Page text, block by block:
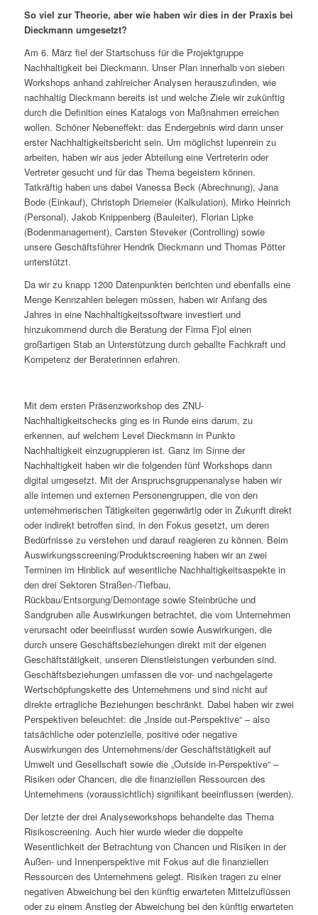
So viel zur Theorie, aber wie haben wir dies in der Praxis bei
Dieckmann umgesetzt?
Am 6. März fiel der Startschuss für die Projektgruppe
Nachhaltigkeit bei Dieckmann. Unser Plan innerhalb von sieben
Workshops anhand zahlreicher Analysen herauszufinden, wie
nachhaltig Dieckmann bereits ist und welche Ziele wir zukünftig
durch die Definition eines Katalogs von Maßnahmen erreichen
wollen. Schöner Nebeneffekt: das Endergebnis wird dann unser
erster Nachhaltigkeitsbericht sein. Um möglichst lupenrein zu
arbeiten, haben wir aus jeder Abteilung eine Vertreterin oder
Vertreter gesucht und für das Thema begeistern können.
Tatkräftig haben uns dabei Vanessa Beck (Abrechnung), Jana
Bode (Einkauf), Christoph Driemeier (Kalkulation), Mirko Heinrich
(Personal), Jakob Knippenberg (Bauleiter), Florian Lipke
(Bodenmanagement), Carsten Steveker (Controlling) sowie
unsere Geschäftsführer Hendrik Dieckmann und Thomas Pötter
unterstützt.
Da wir zu knapp 1200 Datenpunkten berichten und ebenfalls eine
Menge Kennzahlen belegen müssen, haben wir Anfang des
Jahres in eine Nachhaltigkeitssoftware investiert und
hinzukommend durch die Beratung der Firma Fjol einen
großartigen Stab an Unterstützung durch geballte Fachkraft und
Kompetenz der Beraterinnen erfahren.
Mit dem ersten Präsenzworkshop des ZNU-
Nachhaltigkeitschecks ging es in Runde eins darum, zu
erkennen, auf welchem Level Dieckmann in Punkto
Nachhaltigkeit einzugruppieren ist. Ganz im Sinne der
Nachhaltigkeit haben wir die folgenden fünf Workshops dann
digital umgesetzt. Mit der Anspruchsgruppenanalyse haben wir
alle internen und externen Personengruppen, die von den
unternehmerischen Tätigkeiten gegenwärtig oder in Zukunft direkt
oder indirekt betroffen sind, in den Fokus gesetzt, um deren
Bedürfnisse zu verstehen und darauf reagieren zu können. Beim
Auswirkungsscreening/Produktscreening haben wir an zwei
Terminen im Hinblick auf wesentliche Nachhaltigkeitsaspekte in
den drei Sektoren Straßen-/Tiefbau,
Rückbau/Entsorgung/Demontage sowie Steinbrüche und
Sandgruben alle Auswirkungen betrachtet, die vom Unternehmen
verursacht oder beeinflusst wurden sowie Auswirkungen, die
durch unsere Geschäftsbeziehungen direkt mit der eigenen
Geschäftstätigkeit, unseren Dienstleistungen verbunden sind.
Geschäftsbeziehungen umfassen die vor- und nachgelagerte
Wertschöpfungskette des Unternehmens und sind nicht auf
direkte ertragliche Beziehungen beschränkt. Dabei haben wir zwei
Perspektiven beleuchtet: die „Inside out-Perspektive“ – also
tatsächliche oder potenzielle, positive oder negative
Auswirkungen des Unternehmens/der Geschäftstätigkeit auf
Umwelt und Gesellschaft sowie die „Outside in-Perspektive“ –
Risiken oder Chancen, die die finanziellen Ressourcen des
Unternehmens (voraussichtlich) signifikant beeinflussen (werden).
Der letzte der drei Analyseworkshops behandelte das Thema
Risikoscreening. Auch hier wurde wieder die doppelte
Wesentlichkeit der Betrachtung von Chancen und Risiken in der
Außen- und Innenperspektive mit Fokus auf die finanziellen
Ressourcen des Unternehmens gelegt. Risiken tragen zu einer
negativen Abweichung bei den künftig erwarteten Mittelzuflüssen
oder zu einem Anstieg der Abweichung bei den künftig erwarteten